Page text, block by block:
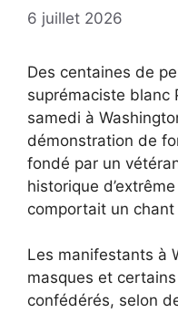
6 juillet 2026
Des centaines de
suprémaciste blanc
samedi à
démonstration de
fondé par un
historique
comportait un
Les manifestants à
masques et
confédérés, selon